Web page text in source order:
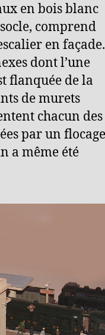
en bois blanc
comprend
en façade.
dont l’une
flanquée de la
de murets
chacun des
par un flocage
a même été